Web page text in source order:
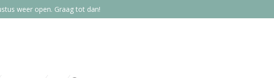
weer open. Graag tot dan!